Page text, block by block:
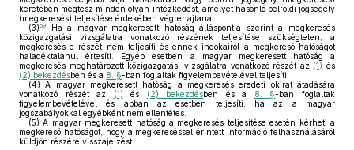
keretében megtesz minden olyan intézkedést, amelyet hasonló belföldi jogsegély
(megkeresés) teljesítése érdekében végrehajtana.
(3)59
Ha a magyar megkeresett hatóság álláspontja szerint a megkeresés
közigazgatási vizsgálatra vonatkozó részének teljesítése szükségtelen, a
megkeresés e részét nem teljesíti és ennek indokairól a megkereső hatóságot
haladéktalanul értesíti. Egyéb esetben a magyar megkeresett hatóság a
megkeresés meghatározott közigazgatási vizsgálatra vonatkozó részét az (1) és
(2) bekezdésben és a 8. §-ban foglaltak figyelembevételével teljesíti.
(4) A magyar megkeresett hatóság a megkeresés eredeti okirat átadására
vonatkozó részét az
(1) és (2) bekezdésben és a 8. §-ban foglaltak
figyelembevételével és abban az esetben teljesíti, ha az a magyar
jogszabályokkal egyébként nem ellentétes.
(5) A magyar megkeresett hatóság a megkeresés teljesítése esetén kérheti a
megkereső hatóságot, hogy a megkereséssel érintett információ felhasználásáról
küldjön részére visszajelzést.